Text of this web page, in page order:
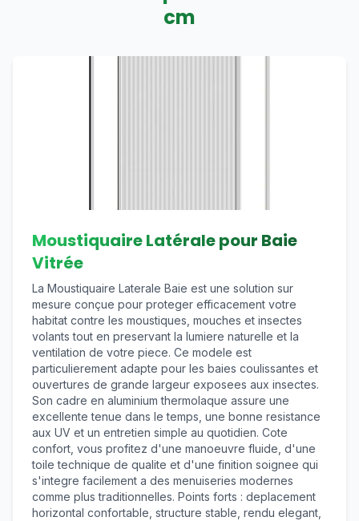
cm
Moustiquaire Latérale pour Baie
Vitrée
La Moustiquaire Laterale Baie est une solution sur
mesure conçue pour proteger efficacement votre
habitat contre les moustiques, mouches et insectes
volants tout en preservant la lumiere naturelle et la
ventilation de votre piece. Ce modele est
particulierement adapte pour les baies coulissantes et
ouvertures de grande largeur exposees aux insectes.
Son cadre en aluminium thermolaque assure une
excellente tenue dans le temps, une bonne resistance
aux UV et un entretien simple au quotidien. Cote
confort, vous profitez d'une manoeuvre fluide, d'une
toile technique de qualite et d'une finition soignee qui
s'integre facilement a des menuiseries modernes
comme plus traditionnelles. Points forts : deplacement
horizontal confortable, structure stable, rendu elegant,